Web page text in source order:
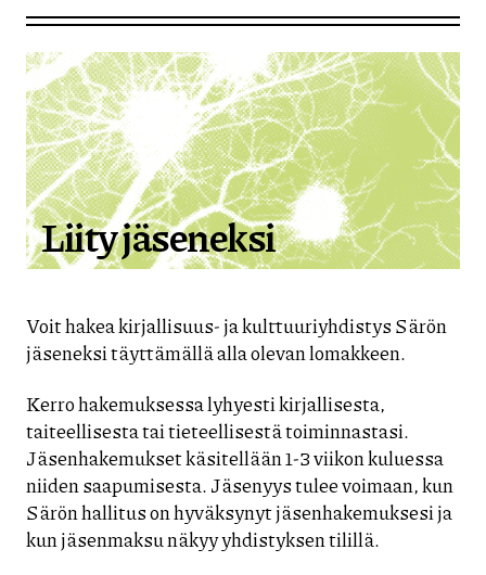
Liity jäseneksi
Voit hakea kirjallisuus- ja kulttuuriyhdistys Särön
jäseneksi täyttämällä alla olevan lomakkeen.
Kerro hakemuksessa lyhyesti kirjallisesta,
taiteellisesta tai tieteellisestä toiminnastasi.
Jäsenhakemukset käsitellään 1-3 viikon kuluessa
niiden saapumisesta. Jäsenyys tulee voimaan, kun
Särön hallitus on hyväksynyt jäsenhakemuksesi ja
kun jäsenmaksu näkyy yhdistyksen tilillä.